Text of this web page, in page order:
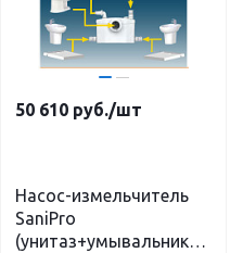
50 610 руб./шт
Насос-измельчитель
SaniPro
(унитаз+умывальник+д